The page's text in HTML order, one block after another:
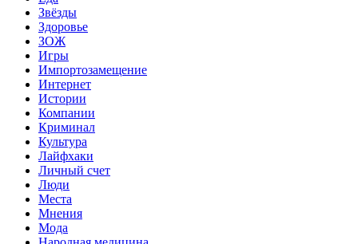
Звёзды
Здоровье
ЗОЖ
Игры
Импортозамещение
Интернет
Истории
Компании
Криминал
Культура
Лайфхаки
Личный счет
Люди
Места
Мнения
Мода